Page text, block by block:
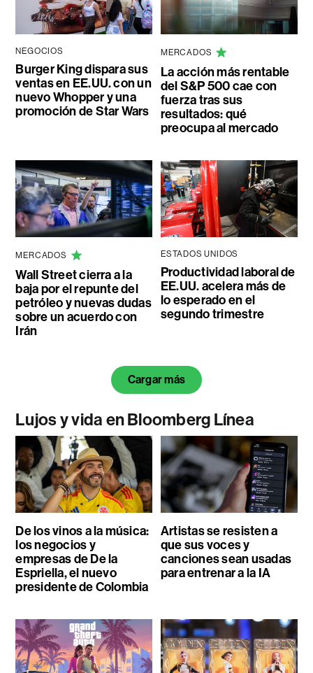
NEGOCIOS
Burger King dispara sus
ventas en EE.UU. con un
nuevo Whopper y una
promoción de Star Wars
MERCADOS
La acción más rentable
del S&P 500 cae con
fuerza tras sus
resultados: qué
preocupa al mercado
MERCADOS
Wall Street cierra a la
baja por el repunte del
petróleo y nuevas dudas
sobre un acuerdo con
Irán
ESTADOS UNIDOS
Productividad laboral de
EE.UU. acelera más de
lo esperado en el
segundo trimestre
Cargar más
Lujos y vida en Bloomberg Línea
De los vinos a la música:
los negocios y
empresas de De la
Espriella, el nuevo
presidente de Colombia
Artistas se resisten a
que sus voces y
canciones sean usadas
para entrenar a la IA